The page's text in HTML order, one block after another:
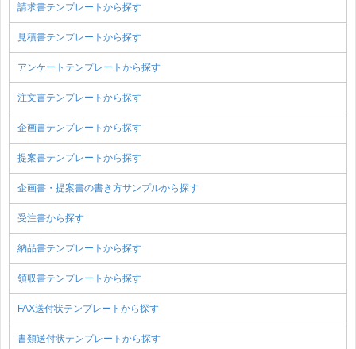
請求書テンプレートから探す
見積書テンプレートから探す
アンケートテンプレートから探す
注文書テンプレートから探す
企画書テンプレートから探す
提案書テンプレートから探す
企画書・提案書の書き方サンプルから探す
受注書から探す
納品書テンプレートから探す
領収書テンプレートから探す
FAX送付状テンプレートから探す
書類送付状テンプレートから探す